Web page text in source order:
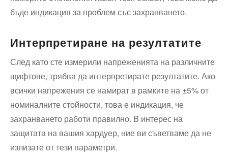
бъде индикация за проблем със захранването.
Интерпретиране на резултатите
След като сте измерили напреженията на различните
щифтове, трябва да интерпретирате резултатите. Ако
всички напрежения се намират в рамките на ±5% от
номиналните стойности, това е индикация, че
захранването работи правилно. В интерес на
защитата на вашия хардуер, ние ви съветваме да не
излизате от тези параметри.